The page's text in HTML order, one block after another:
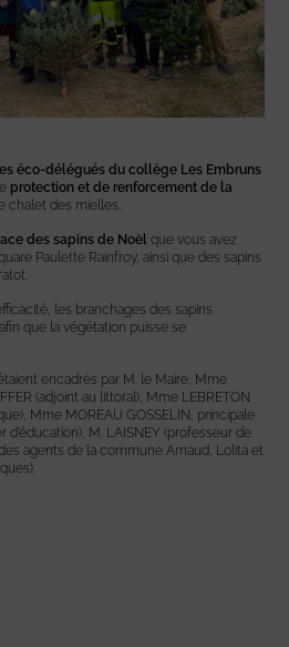
éco-délégués du collège Les Embruns
protection et de renforcement de la
chalet des mielles.
des sapins de Noël que vous avez
Paulette Rainfroy, ainsi que des sapins
les branchages des sapins
que la végétation puisse se
encadrés par M. le Maire, Mme
(adjoint au littoral), Mme LEBRETON
Mme MOREAU GOSSELIN, principale
M. LAISNEY (professeur de
agents de la commune Arnaud, Lolita et